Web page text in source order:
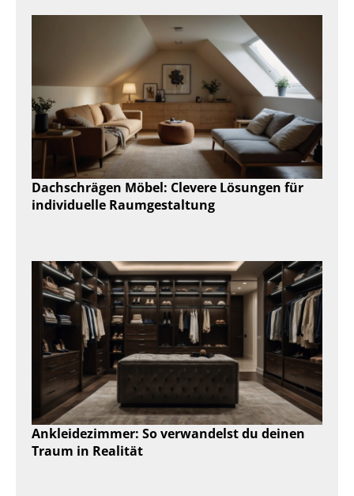
Dachschrägen Möbel: Clevere Lösungen für
individuelle Raumgestaltung
Ankleidezimmer: So verwandelst du deinen
Traum in Realität